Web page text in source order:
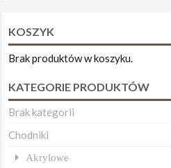
KOSZYK
Brak produktów w koszyku.
KATEGORIE PRODUKTÓW
Brak kategorii
Chodniki
Akrylowe